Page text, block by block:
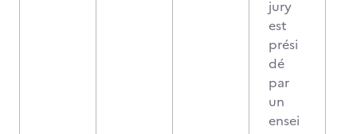
jury
est
prési
dé
par
un
ensei